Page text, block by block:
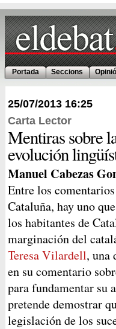
Portada Seccions Opinió
25/07/2013 16:25
Carta Lector
Mentiras sobre
evolución
Manuel Cabezas
Entre los
Cataluña, hay uno
los habitantes de
marginación del
Teresa Vilardell, una
en su comentario
para fundamentar su
pretende demostrar
legislación de los